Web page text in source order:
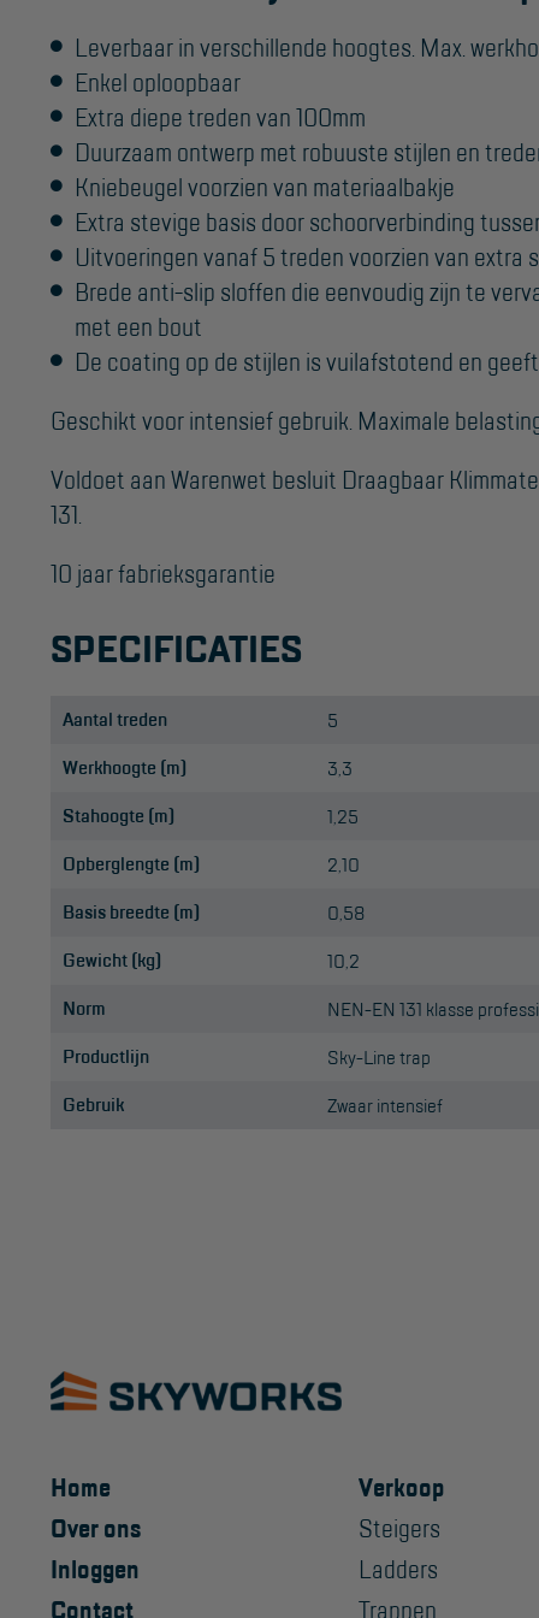
Leverbaar in verschillende hoogtes. Max.
Enkel oploopbaar
Extra diepe treden van 100mm
Duurzaam ontwerp met robuuste stijlen en
Kniebeugel voorzien van materiaalbakje
Extra stevige basis door schoorverbinding
Uitvoeringen vanaf 5 treden voorzien van extra
Brede anti-slip sloffen die eenvoudig zijn te
met een bout
De coating op de stijlen is vuilafstotend en
Geschikt voor intensief gebruik. Maximale
Voldoet aan Warenwet besluit Draagbaar
131.
10 jaar fabrieksgarantie
SPECIFICATIES
Aantal treden 5
Werkhoogte (m) 3,3
Stahoogte (m) 1,25
Opberglengte (m) 2,10
Basis breedte (m) 0,58
Gewicht (kg) 10,2
Norm NEN-EN 131 klasse
Productlijn Sky-Line trap
Gebruik Zwaar intensief
Home
Over ons
Inloggen
Contact
Verkoop
Steigers
Ladders
Trappen